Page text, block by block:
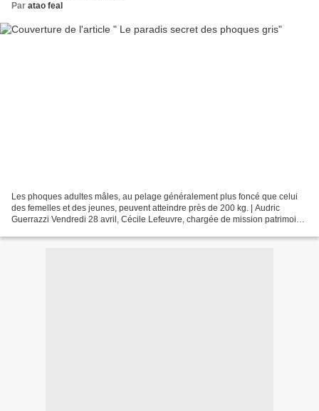
Par atao feal
Les phoques adultes mâles, au pelage généralement plus foncé que celui
des femelles et des jeunes, peuvent atteindre près de 200 kg. | Audric
Guerrazzi Vendredi 28 avril, Cécile Lefeuvre, chargée de mission patrimoine